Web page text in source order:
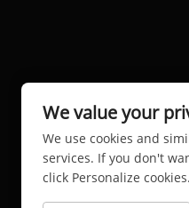
We value your
We use cookies and
services. If you don't
click Personalize cookies.